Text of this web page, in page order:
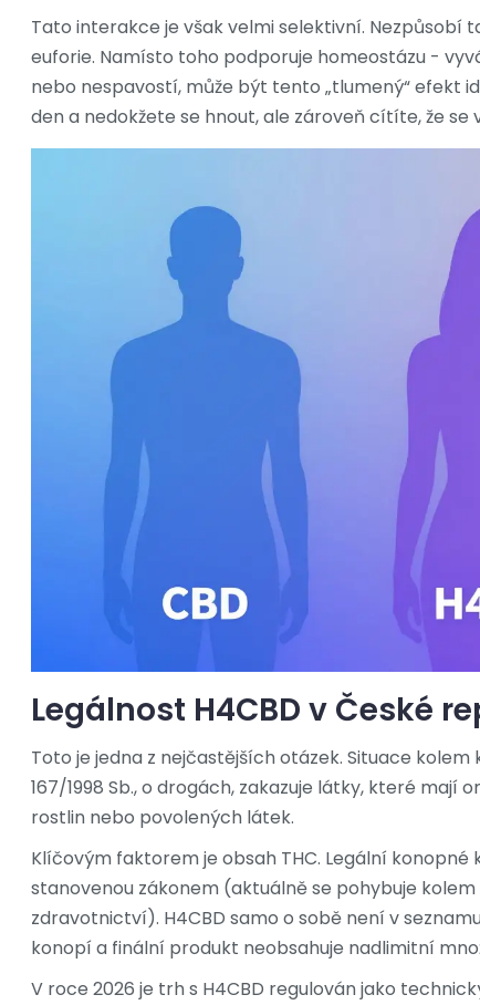
Tato interakce je však velmi selektivní. Nezpůsobí
euforie. Namísto toho podporuje homeostázu -
nebo nespavostí, může být tento „tlumený“ efekt
den a nedokžete se hnout, ale zároveň cítíte, že se
Legálnost H4CBD v České
Toto je jedna z nejčastějších otázek. Situace
167/1998 Sb., o drogách, zakazuje látky, které mají
rostlin nebo povolených látek.
Klíčovým faktorem je obsah THC. Legální
stanovenou zákonem (aktuálně se pohybuje kolem
zdravotnictví). H4CBD samo o sobě není v
konopí a finální produkt neobsahuje nadlimitní
V roce 2026 je trh s H4CBD regulován jako